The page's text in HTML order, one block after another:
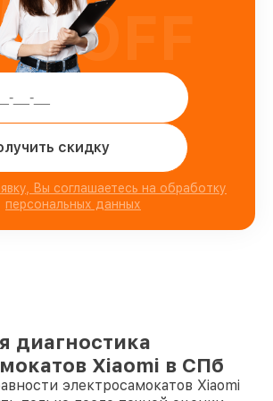
скидку
Вы соглашаетесь на обработку
персональных данных
OFF
диагностика
Xiaomi в СПб
электросамокатов Xiaomi